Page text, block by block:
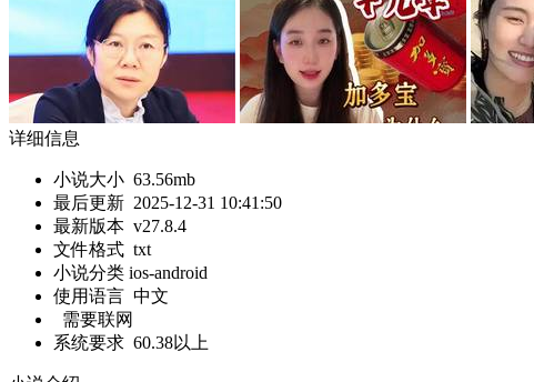
详细信息
小说大小 63.56mb
最后更新 2025-12-31 10:41:50
最新版本 v27.8.4
文件格式 txt
小说分类 ios-android
使用语言 中文
需要联网
系统要求 60.38以上